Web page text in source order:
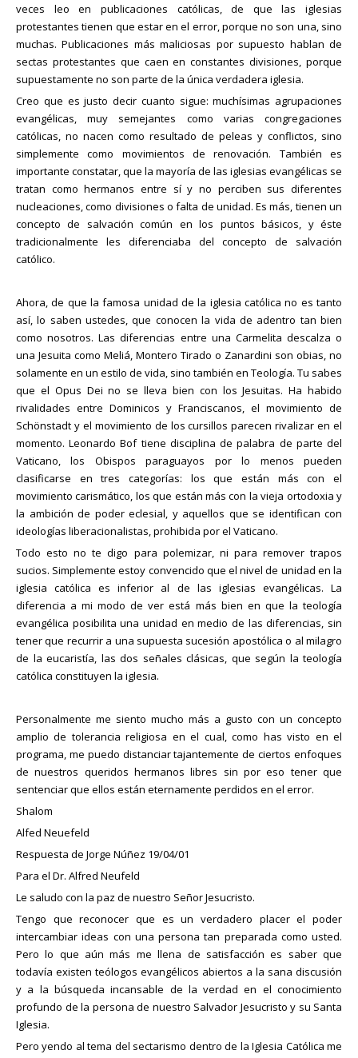
veces leo en publicaciones católicas, de que las iglesias
protestantes tienen que estar en el error, porque no son una, sino
muchas. Publicaciones más maliciosas por supuesto hablan de
sectas protestantes que caen en constantes divisiones, porque
supuestamente no son parte de la única verdadera iglesia.
Creo que es justo decir cuanto sigue: muchísimas agrupaciones
evangélicas, muy semejantes como varias congregaciones
católicas, no nacen como resultado de peleas y conflictos, sino
simplemente como movimientos de renovación. También es
importante constatar, que la mayoría de las iglesias evangélicas se
tratan como hermanos entre sí y no perciben sus diferentes
nucleaciones, como divisiones o falta de unidad. Es más, tienen un
concepto de salvación común en los puntos básicos, y éste
tradicionalmente les diferenciaba del concepto de salvación
católico.
Ahora, de que la famosa unidad de la iglesia católica no es tanto
así, lo saben ustedes, que conocen la vida de adentro tan bien
como nosotros. Las diferencias entre una Carmelita descalza o
una Jesuita como Meliá, Montero Tirado o Zanardini son obias, no
solamente en un estilo de vida, sino también en Teología. Tu sabes
que el Opus Dei no se lleva bien con los Jesuitas. Ha habido
rivalidades entre Dominicos y Franciscanos, el movimiento de
Schönstadt y el movimiento de los cursillos parecen rivalizar en el
momento. Leonardo Bof tiene disciplina de palabra de parte del
Vaticano, los Obispos paraguayos por lo menos pueden
clasificarse en tres categorías: los que están más con el
movimiento carismático, los que están más con la vieja ortodoxia y
la ambición de poder eclesial, y aquellos que se identifican con
ideologías liberacionalistas, prohibida por el Vaticano.
Todo esto no te digo para polemizar, ni para remover trapos
sucios. Simplemente estoy convencido que el nivel de unidad en la
iglesia católica es inferior al de las iglesias evangélicas. La
diferencia a mi modo de ver está más bien en que la teología
evangélica posibilita una unidad en medio de las diferencias, sin
tener que recurrir a una supuesta sucesión apostólica o al milagro
de la eucaristía, las dos señales clásicas, que según la teología
católica constituyen la iglesia.
Personalmente me siento mucho más a gusto con un concepto
amplio de tolerancia religiosa en el cual, como has visto en el
programa, me puedo distanciar tajantemente de ciertos enfoques
de nuestros queridos hermanos libres sin por eso tener que
sentenciar que ellos están eternamente perdidos en el error.
Shalom
Alfed Neuefeld
Respuesta de Jorge Núñez 19/04/01
Para el Dr. Alfred Neufeld
Le saludo con la paz de nuestro Señor Jesucristo.
Tengo que reconocer que es un verdadero placer el poder
intercambiar ideas con una persona tan preparada como usted.
Pero lo que aún más me llena de satisfacción es saber que
todavía existen teólogos evangélicos abiertos a la sana discusión
y a la búsqueda incansable de la verdad en el conocimiento
profundo de la persona de nuestro Salvador Jesucristo y su Santa
Iglesia.
Pero yendo al tema del sectarismo dentro de la Iglesia Católica me